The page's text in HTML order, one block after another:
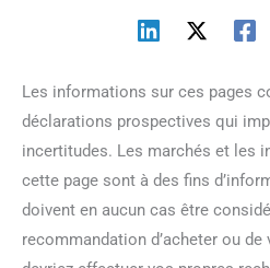
Les informations sur ces pages
déclarations prospectives qui
incertitudes. Les marchés et les
cette page sont à des fins
doivent en aucun cas être
recommandation d’acheter ou